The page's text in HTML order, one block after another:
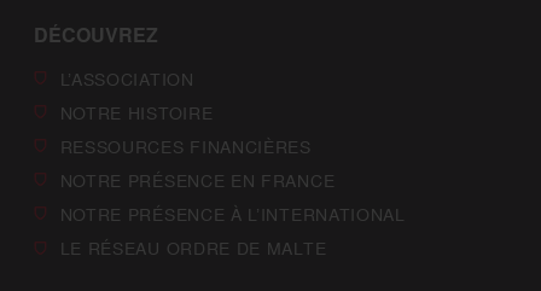
DÉCOUVREZ
L’ASSOCIATION
NOTRE HISTOIRE
RESSOURCES FINANCIÈRES
NOTRE PRÉSENCE EN FRANCE
NOTRE PRÉSENCE À L’INTERNATIONAL
LE RÉSEAU ORDRE DE MALTE